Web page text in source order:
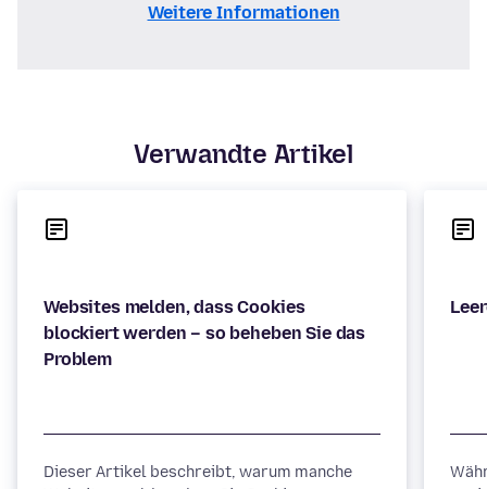
Weitere Informationen
Verwandte Artikel
Websites melden, dass Cookies
blockiert werden – so beheben Sie das
Problem
Dieser Artikel beschreibt, warum manche